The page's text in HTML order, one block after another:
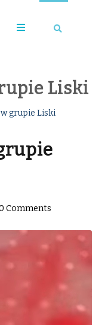
Liski
grupie Liski
Comments